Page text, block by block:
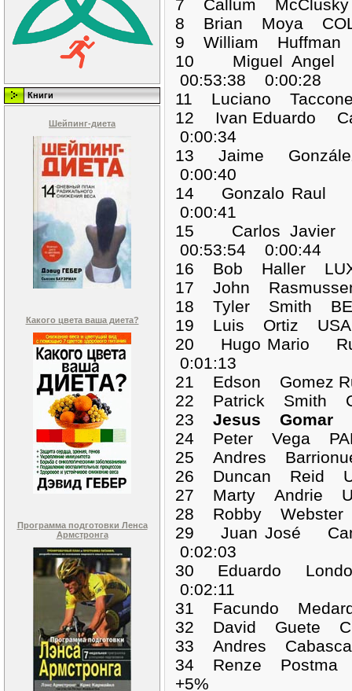
Книги
Шейпинг-диета
Какого цвета ваша диета?
Программа подготовки Ленса
Армстронга
7 Callum
8 Brian Moya
9 William Huffman
10 Miguel
00:53:38 0:00:28
11 Luciano
12 Ivan Eduardo
0:00:34
13 Jaime
0:00:40
14 Gonzalo Raul
0:00:41
15 Carlos
00:53:54 0:00:44
16 Bob Haller
17 John
18 Tyler Smith
19 Luis Ortiz
20 Hugo Mario
0:01:13
21 Edson Gomez
22 Patrick Smith
23 Jesus Gomar
24 Peter Vega
25 Andres
26 Duncan Reid
27 Marty Andrie
28 Robby
29 Juan José
0:02:03
30 Eduardo
0:02:11
31 Facundo
32 David Guete
33 Andres
34 Renze Postma
+5%